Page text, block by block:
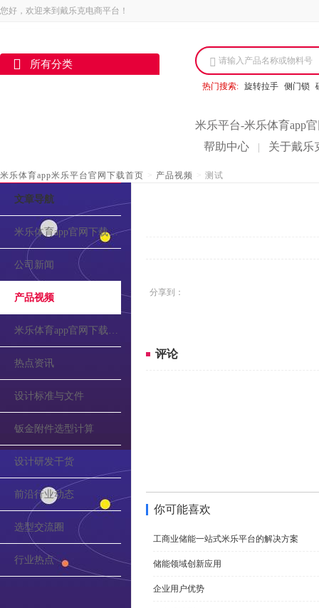
您好，欢迎来到戴乐克电商平台！
所有分类 请输入产品名称或物料号
热门搜索: 旋转拉手 侧门锁
米乐平台-米乐体育app
帮助中心
关于戴乐
米乐体育app米乐平台官网下载首页 > 产品视频 > 测试
文章导航
米乐体育app官网下载的介绍
公司新闻
产品视频
米乐体育app官网下载的公告
热点资讯
设计标准与文件
钣金附件选型计算
设计研发干货
前沿行业动态
选型交流圈
行业热点
分享到：
评论
你可能喜欢
工商业储能一站式米乐平台的解决方案
储能领域创新应用
企业用户优势